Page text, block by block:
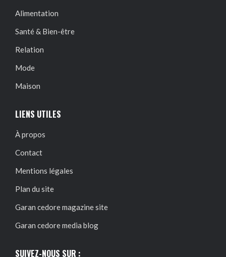
Alimentation
Santé & Bien-être
Relation
Mode
Maison
LIENS UTILES
À propos
Contact
Mentions légales
Plan du site
Garan cedore magazine site
Garan cedore media blog
SUIVEZ-NOUS SUR :